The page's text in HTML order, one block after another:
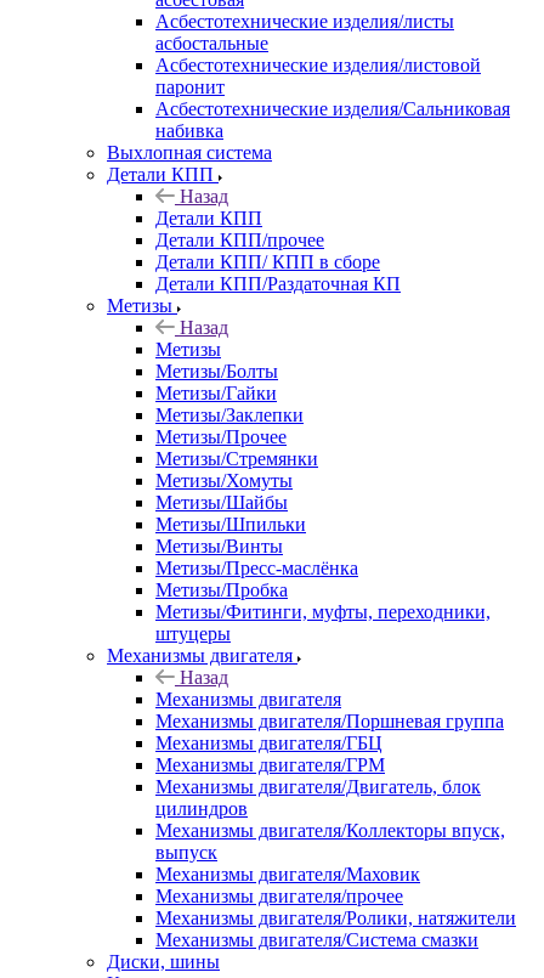
Асбестотехнические изделия/листы
асбостальные
Асбестотехнические изделия/листовой
паронит
Асбестотехнические изделия/Сальниковая
набивка
Выхлопная система
Детали КПП
Назад
Детали КПП
Детали КПП/прочее
Детали КПП/ КПП в сборе
Детали КПП/Раздаточная КП
Метизы
Назад
Метизы
Метизы/Болты
Метизы/Гайки
Метизы/Заклепки
Метизы/Прочее
Метизы/Стремянки
Метизы/Хомуты
Метизы/Шайбы
Метизы/Шпильки
Метизы/Винты
Метизы/Пресс-маслёнка
Метизы/Пробка
Метизы/Фитинги, муфты, переходники,
штуцеры
Механизмы двигателя
Назад
Механизмы двигателя
Механизмы двигателя/Поршневая группа
Механизмы двигателя/ГБЦ
Механизмы двигателя/ГРМ
Механизмы двигателя/Двигатель, блок
цилиндров
Механизмы двигателя/Коллекторы впуск,
выпуск
Механизмы двигателя/Маховик
Механизмы двигателя/прочее
Механизмы двигателя/Ролики, натяжители
Механизмы двигателя/Система смазки
Диски, шины